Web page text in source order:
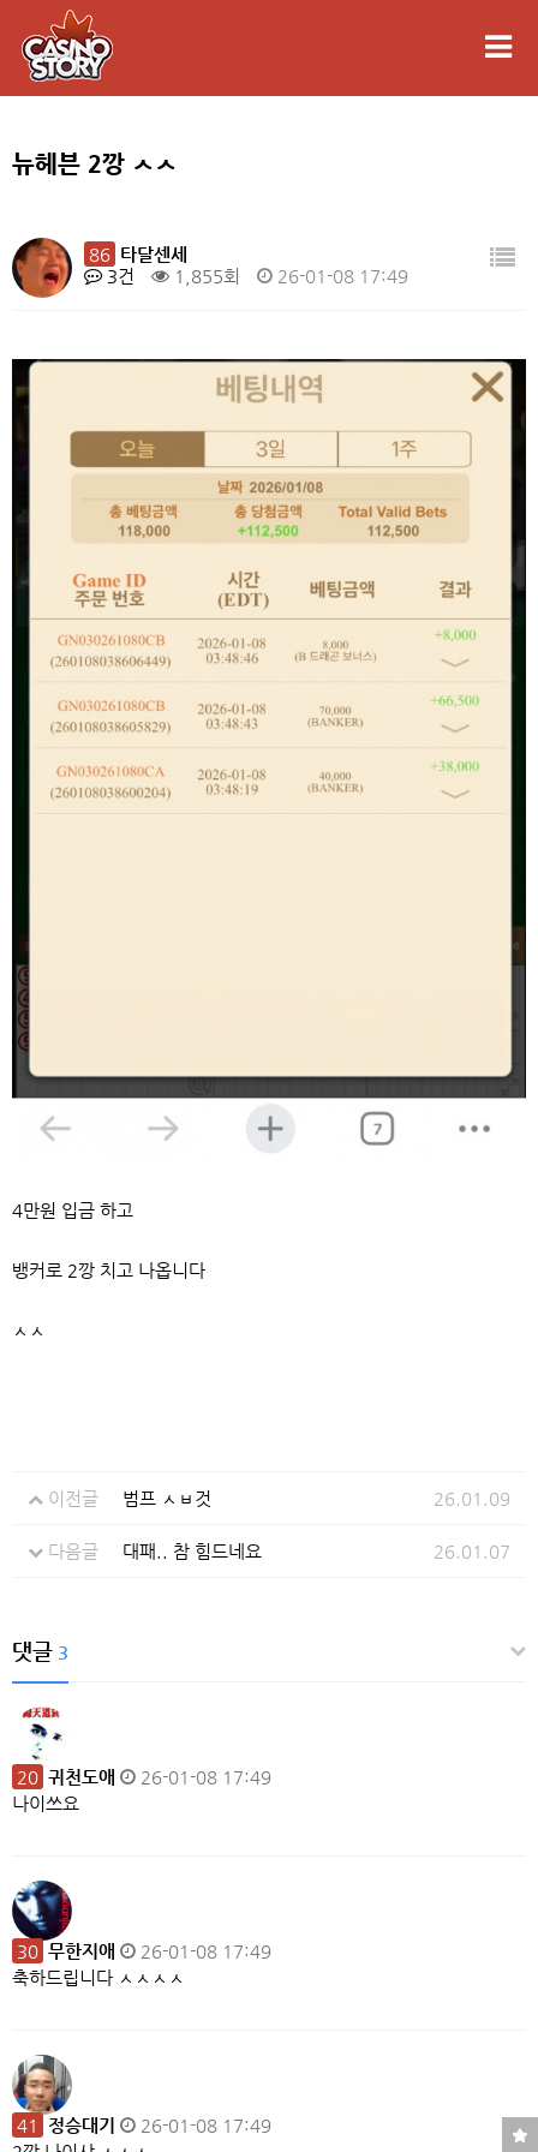
뉴헤븐 2깡 ㅅㅅ
86 타달센세
3건
1,855회 26-01-08 17:49
4만원 입금 하고
뱅커로 2깡 치고 나옵니다
ㅅㅅ
이전글 범프 ㅅㅂ것 26.01.09
다음글 대패.. 참 힘드네요 26.01.07
댓글 3
20 귀천도애
26-01-08 17:49
나이쓰요
30 무한지애
26-01-08 17:49
축하드립니다 ㅅㅅㅅㅅ
41 정승대기
26-01-08 17:49